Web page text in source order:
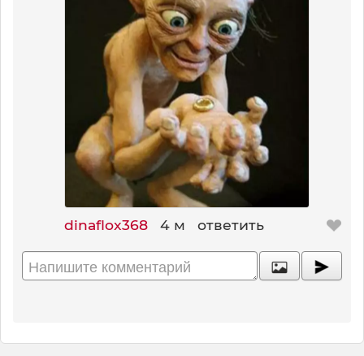
dinaflox368 4 м ответить